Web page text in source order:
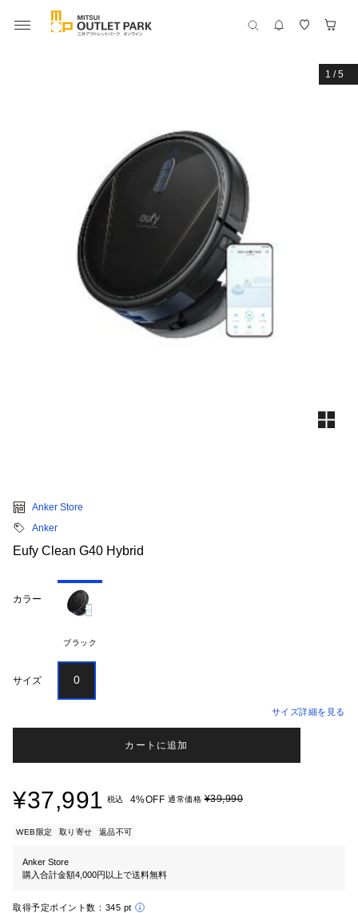
1 /5
Anker Store
Anker
Eufy Clean G40 Hybrid
カラー
ブラック
サイズ 0
サイズ詳細を見る
カートに追加
¥37,991 税込 4%OFF 通常価格¥39,990
WEB限定 取り寄せ 返品不可
Anker Store
購入合計金額4,000円以上で送料無料
取得予定ポイント数： 345 pt